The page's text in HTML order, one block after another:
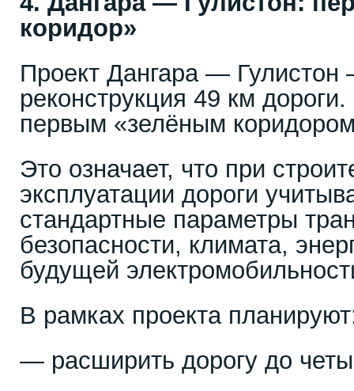
коридор»
Проект Дангара — Гулистон
реконструкция 49 км
первым «зелёным
Это означает, что при
эксплуатации дороги
стандартные параметры
безопасности, климата,
будущей
В рамках проекта
— расширить дорогу до